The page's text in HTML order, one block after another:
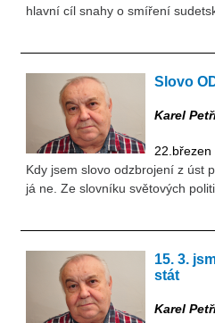
hlavní cíl snahy o smíření
Slovo
Karel
22.březen
Kdy jsem slovo odzbrojení z úst
já ne. Ze slovníku světových
15. 3.
stát
Karel